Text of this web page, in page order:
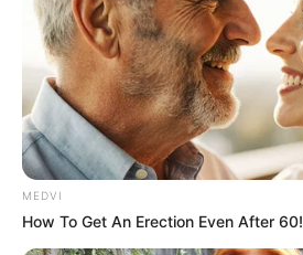
MEDVI
How To Get An Erection Even After 60!